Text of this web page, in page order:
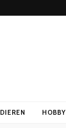
DIEREN HOBBY